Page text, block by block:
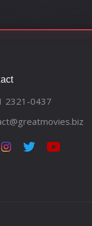
2321-0437